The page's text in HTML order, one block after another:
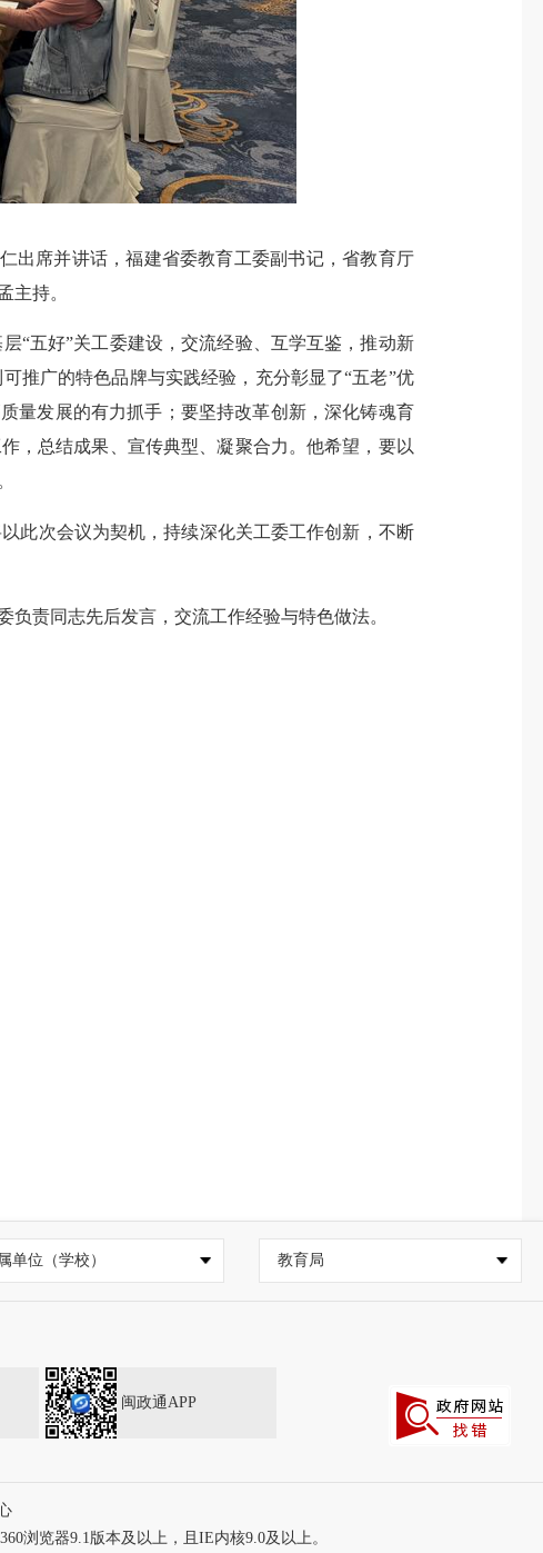
席并讲话，福建省委教育工委副书记，省教育厅
主持。
五好”关工委建设，交流经验、互学互鉴，推动新
推广的特色品牌与实践经验，充分彰显了“五老”优
量发展的有力抓手；要坚持改革创新，深化铸魂育
，总结成果、宣传典型、凝聚合力。他希望，要以
次会议为契机，持续深化关工委工作创新，不断
责同志先后发言，交流工作经验与特色做法。
单位（学校） 教育局
闽政通APP
浏览器9.1版本及以上，且IE内核9.0及以上。